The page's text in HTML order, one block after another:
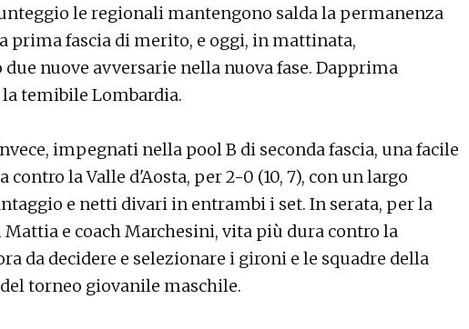
le regionali mantengono salda la permanenza
prima fascia di merito, e oggi, in mattinata,
nuove avversarie nella nuova fase. Dapprima
temibile Lombardia.
impegnati nella pool B di seconda fascia, una facile
contro la Valle d'Aosta, per 2-0 (10, 7), con un largo
e netti divari in entrambi i set. In serata, per la
e coach Marchesini, vita più dura contro la
da decidere e selezionare i gironi e le squadre della
del torneo giovanile maschile.